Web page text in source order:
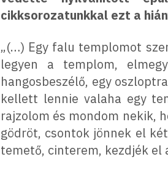
cikksorozatunkkal ezt a
„(…) Egy falu templomot
legyen a templom,
hangosbeszélő, egy
kellett lennie valaha egy
rajzolom és mondom nekik,
gödröt, csontok jönnek el
temető, cinterem, kezdjék